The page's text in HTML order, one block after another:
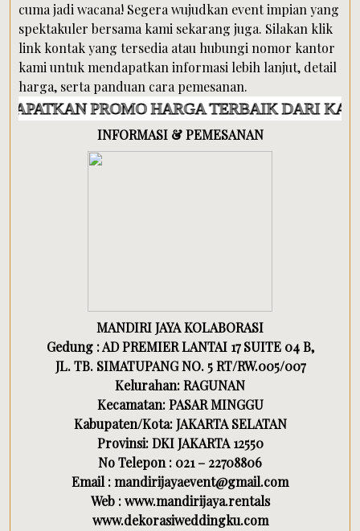
cuma jadi wacana! Segera wujudkan event impian yang
spektakuler bersama kami sekarang juga. Silakan klik
link kontak yang tersedia atau hubungi nomor kantor
kami untuk mendapatkan informasi lebih lanjut, detail
harga, serta panduan cara pemesanan.
HARGA TERBAIK DARI KAMI
INFORMASI & PEMESANAN
MANDIRI JAYA KOLABORASI
Gedung : AD PREMIER LANTAI 17 SUITE 04 B,
JL. TB. SIMATUPANG NO. 5 RT/RW.005/007
Kelurahan: RAGUNAN
Kecamatan: PASAR MINGGU
Kabupaten/Kota: JAKARTA SELATAN
Provinsi: DKI JAKARTA 12550
No Telepon : 021 – 22708806
Email : mandirijayaevent@gmail.com
Web : www.mandirijaya.rentals
www.dekorasiweddingku.com